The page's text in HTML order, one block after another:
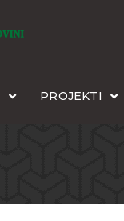
PROJEKTI